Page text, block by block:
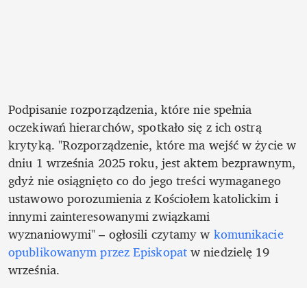
Podpisanie rozporządzenia, które nie spełnia
oczekiwań hierarchów, spotkało się z ich ostrą
krytyką. "Rozporządzenie, które ma wejść w życie w
dniu 1 września 2025 roku, jest aktem bezprawnym,
gdyż nie osiągnięto co do jego treści wymaganego
ustawowo porozumienia z Kościołem katolickim i
innymi zainteresowanymi związkami
wyznaniowymi" – ogłosili czytamy w komunikacie
opublikowanym przez Episkopat w niedzielę 19
września.